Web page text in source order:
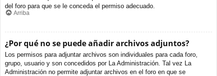
del foro para que se le conceda el permiso adecuado.
Arriba
¿Por qué no se puede añadir archivos adjuntos?
Los permisos para adjuntar archivos son individuales para cada foro,
grupo, usuario y son concedidos por La Administración. Tal vez La
Administración no permite adjuntar archivos en el foro en que se